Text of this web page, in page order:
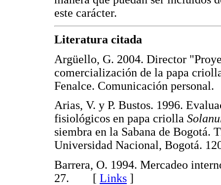
este carácter.
Literatura citada
Argüello, G. 2004. Director
comercialización de la papa
Fenalce. Comunicación
Arias, V. y P. Bustos. 1996.
fisiológicos en papa criolla
siembra en la Sabana de Bogotá.
Universidad Nacional,
Barrera, O. 1994. Mercadeo
27. [ Links ]